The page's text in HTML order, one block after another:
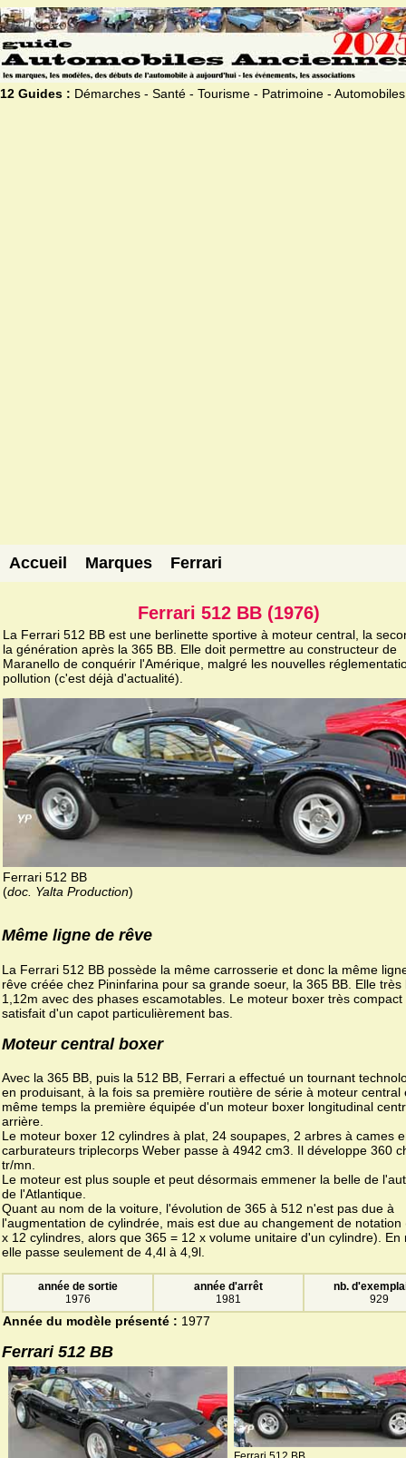
12 Guides : Démarches - Santé - Tourisme - Patrimoine - Automobiles
Accueil Marques Ferrari
Ferrari 512 BB (1976)
La Ferrari 512 BB est une berlinette sportive à moteur central, la
la génération après la 365 BB. Elle doit permettre au constructeur de
Maranello de conquérir l'Amérique, malgré les nouvelles
pollution (c'est déjà d'actualité).
Ferrari 512 BB
(doc. Yalta Production)
Même ligne de rêve
La Ferrari 512 BB possède la même carrosserie et donc la même
rêve créée chez Pininfarina pour sa grande soeur, la 365 BB. Elle très
1,12m avec des phases escamotables. Le moteur boxer très compact
satisfait d'un capot particulièrement bas.
Moteur central boxer
Avec la 365 BB, puis la 512 BB, Ferrari a effectué un tournant
en produisant, à la fois sa première routière de série à moteur central
même temps la première équipée d'un moteur boxer longitudinal
arrière.
Le moteur boxer 12 cylindres à plat, 24 soupapes, 2 arbres à cames
carburateurs triplecorps Weber passe à 4942 cm3. Il développe 360
tr/mn.
Le moteur est plus souple et peut désormais emmener la belle de
de l'Atlantique.
Quant au nom de la voiture, l'évolution de 365 à 512 n'est pas due à
l'augmentation de cylindrée, mais est due au changement de notation
x 12 cylindres, alors que 365 = 12 x volume unitaire d'un cylindre). En
elle passe seulement de 4,4l à 4,9l.
année de sortie
1976
année d'arrêt
1981
nb.
929
Année du modèle présenté : 1977
Ferrari 512 BB